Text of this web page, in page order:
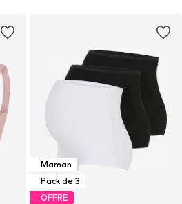
Maman
Pack de 3
OFFRE